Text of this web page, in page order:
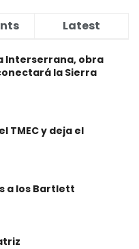
Latest
Interserrana, obra
la Sierra
TMEC y deja el
a los Bartlett